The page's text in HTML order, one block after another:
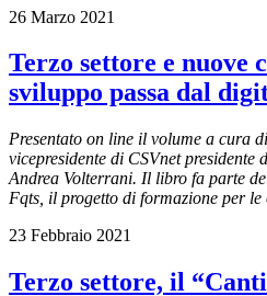
26 Marzo 2021
Terzo settore e nuove
sviluppo passa dal
Presentato on line il volume a cura
vicepresidente di CSVnet presidente
Andrea Volterrani. Il libro fa parte
Fqts, il progetto di formazione per le
23 Febbraio 2021
Terzo settore, il